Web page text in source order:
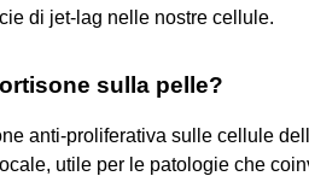
di jet-lag nelle nostre cellule.
sulla pelle?
anti-proliferativa sulle cellule
utile per le patologie che